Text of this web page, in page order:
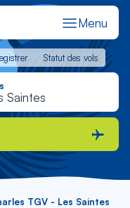
Menu
Statut des vols
Statut des vols
TGV - Les Saintes